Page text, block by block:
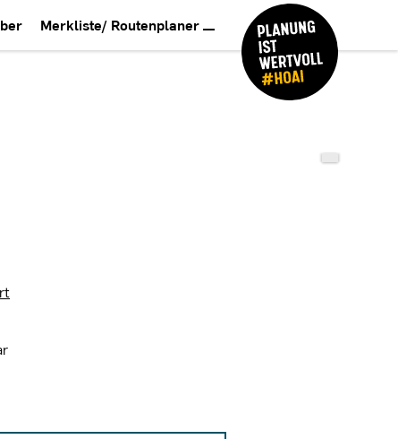
Merkliste/ Routenplaner